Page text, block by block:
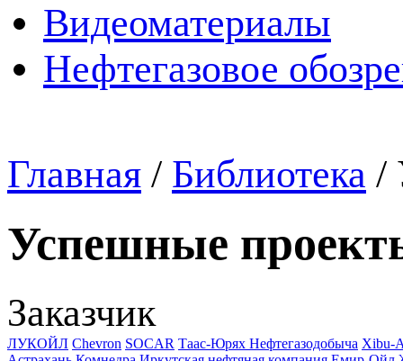
Видеоматериалы
Нефтегазовое
Главная / Библиотека /
Успешные
Заказчик
ЛУКОЙЛ Chevron SOCAR Таас-Юрях Нефтегазодобыча Xibu-